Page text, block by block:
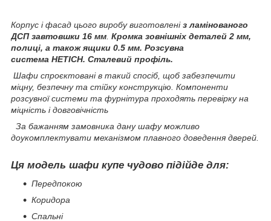
Корпус і фасад цього виробу виготовленіз ламінованого
ДСП завтовшки 16 мм Кромка зовнішніх деталей 2 мм,
полиці, а також ящики 0.5 мм. Розсувна
система HETICH. Сталевий профіль.
Шафи спроєктовані в такий спосіб, щоб забезпечити
міцну, безпечну та стійку конструкцію. Компоненти
розсувної системи та фурнітура проходять перевірку на
міцність і довговічність
За бажанням замовника дану шафу можливо
доукомплектувати механізмом плавного доведення дверей.
Ця модель шафи купе чудово підійде для:
Передпокою
Коридора
Спальні